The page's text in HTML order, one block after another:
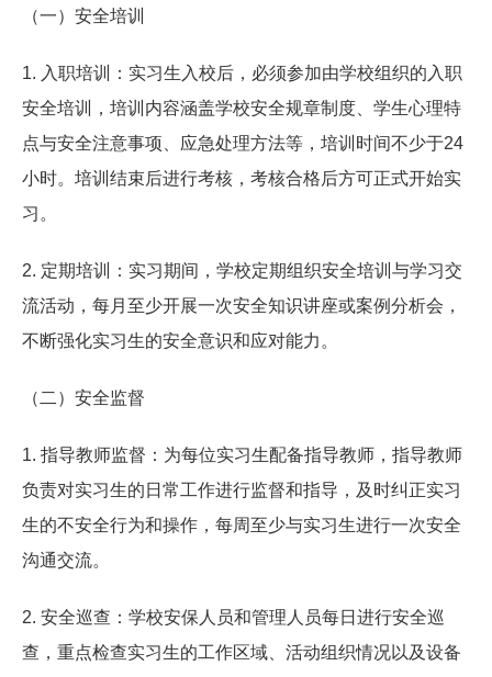
（一）安全培训
1. 入职培训：实习生入校后，必须参加由学校组织的入职
安全培训，培训内容涵盖学校安全规章制度、学生心理特
点与安全注意事项、应急处理方法等，培训时间不少于24
小时。培训结束后进行考核，考核合格后方可正式开始实
习。
2. 定期培训：实习期间，学校定期组织安全培训与学习交
流活动，每月至少开展一次安全知识讲座或案例分析会，
不断强化实习生的安全意识和应对能力。
（二）安全监督
1. 指导教师监督：为每位实习生配备指导教师，指导教师
负责对实习生的日常工作进行监督和指导，及时纠正实习
生的不安全行为和操作，每周至少与实习生进行一次安全
沟通交流。
2. 安全巡查：学校安保人员和管理人员每日进行安全巡
查，重点检查实习生的工作区域、活动组织情况以及设备